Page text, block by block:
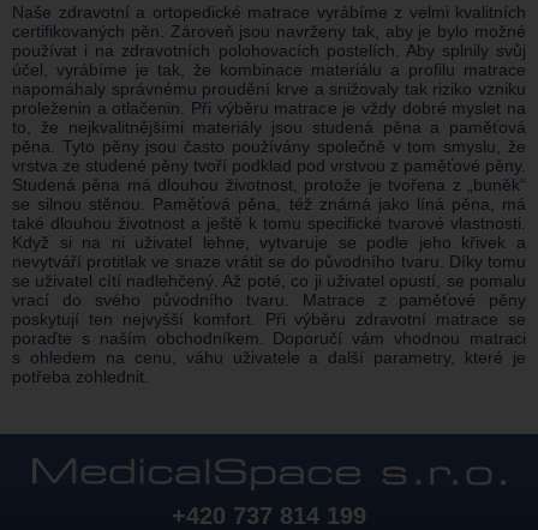
Naše zdravotní a ortopedické matrace vyrábíme z velmi kvalitních
certifikovaných pěn. Zároveň jsou navrženy tak, aby je bylo možné
používat i na zdravotních polohovacích postelích. Aby splnily svůj
účel, vyrábíme je tak, že kombinace materiálu a profilu matrace
napomáhaly správnému proudění krve a snižovaly tak riziko vzniku
proleženin a otlačenin. Při výběru matrace je vždy dobré myslet na
to, že nejkvalitnějšími materiály jsou studená pěna a paměťová
pěna. Tyto pěny jsou často používány společně v tom smyslu, že
vrstva ze studené pěny tvoří podklad pod vrstvou z paměťové pěny.
Studená pěna má dlouhou životnost, protože je tvořena z „buněk“
se silnou stěnou. Paměťová pěna, též známá jako líná pěna, má
také dlouhou životnost a ještě k tomu specifické tvarové vlastnosti.
Když si na ni uživatel lehne, vytvaruje se podle jeho křivek a
nevytváří protitlak ve snaze vrátit se do původního tvaru. Díky tomu
se uživatel cítí nadlehčený. Až poté, co ji uživatel opustí, se pomalu
vrací do svého původního tvaru. Matrace z paměťové pěny
poskytují ten nejvyšší komfort. Při výběru zdravotní matrace se
poraďte s naším obchodníkem. Doporučí vám vhodnou matraci
s ohledem na cenu, váhu uživatele a další parametry, které je
potřeba zohlednit.
+420 737 814 199